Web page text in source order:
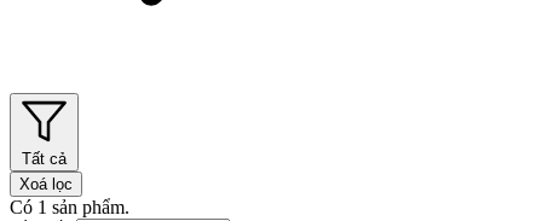
Tất cả
Xoá lọc
Có 1 sản phẩm.